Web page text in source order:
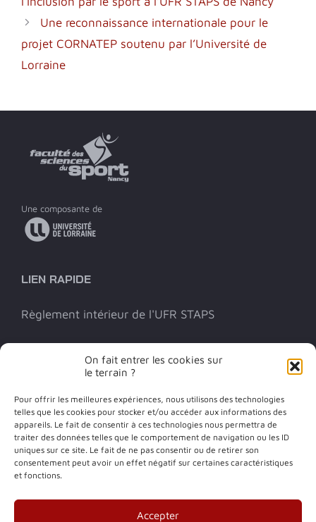
On fait entrer les cookies sur
le terrain ?
Pour offrir les meilleures expériences, nous utilisons des technologies
telles que les cookies pour stocker et/ou accéder aux informations des
appareils. Le fait de consentir à ces technologies nous permettra de
traiter des données telles que le comportement de navigation ou les ID
uniques sur ce site. Le fait de ne pas consentir ou de retirer son
consentement peut avoir un effet négatif sur certaines caractéristiques
et fonctions.
Accepter
Une reconnaissance internationale pour le
projet CORNATEP soutenu par l’Université de
Lorraine
Une composante de
LIEN RAPIDE
Règlement intérieur de l'UFR STAPS
INFOS PRATIQUES
S'inscrire en STAPS